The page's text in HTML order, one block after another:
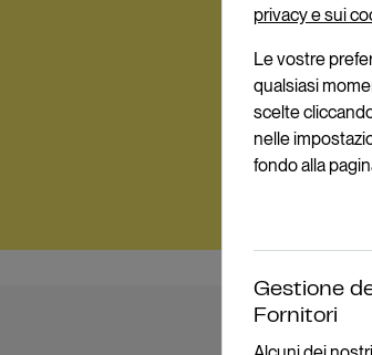
privacy e sui
Le vostre
qualsiasi
scelte
nelle
fondo alla
Gestione
Fornitori